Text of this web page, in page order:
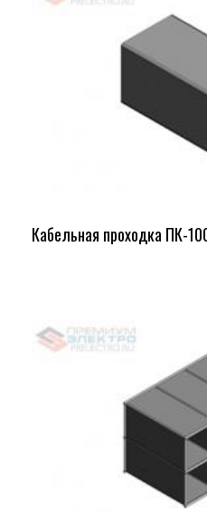
Кабельная проходка ПК-